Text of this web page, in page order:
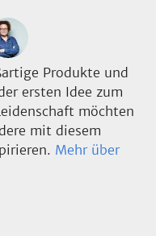
Produkte und
ersten Idee zum
möchten
mit diesem
Mehr über